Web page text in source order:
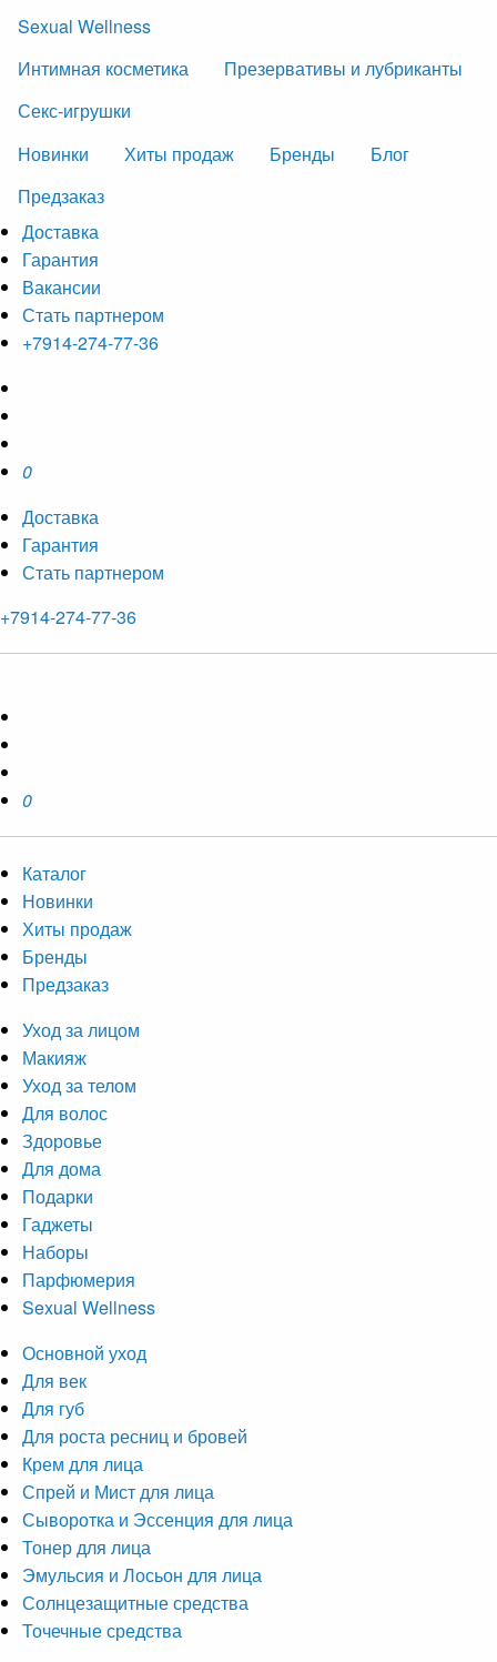
Sexual Wellness
Интимная косметика
Презервативы и лубриканты
Секс-игрушки
Новинки
Хиты продаж Бренды
Блог
Предзаказ
Доставка
Гарантия
Вакансии
Стать партнером
+7914-274-77-36
0
Доставка
Гарантия
Стать партнером
+7914-274-77-36
0
Каталог
Новинки
Хиты продаж
Бренды
Предзаказ
Уход за лицом
Макияж
Уход за телом
Для волос
Здоровье
Для дома
Подарки
Гаджеты
Наборы
Парфюмерия
Sexual Wellness
Основной уход
Для век
Для губ
Для роста ресниц и бровей
Крем для лица
Спрей и Мист для лица
Сыворотка и Эссенция для лица
Тонер для лица
Эмульсия и Лосьон для лица
Солнцезащитные средства
Точечные средства